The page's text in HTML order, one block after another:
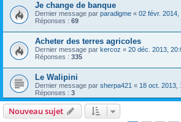
Je change de banque
Dernier message par paradigme « 02 févr. 2014,
Réponses : 69
Acheter des terres agricoles
Dernier message par kercoz « 20 déc. 2013,
Réponses : 335
Le Walipini
Dernier message par sherpa421 « 18 oct. 2013,
Réponses : 3
Nouveau sujet